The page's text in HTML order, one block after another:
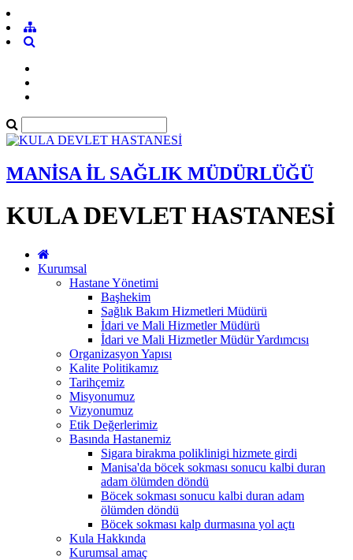
MANİSA İL SAĞLIK MÜDÜRLÜĞÜ
KULA DEVLET HASTANESİ
Kurumsal
Hastane Yönetimi
Başhekim
Sağlık Bakım Hizmetleri Müdürü
İdari ve Mali Hizmetler Müdürü
İdari ve Mali Hizmetler Müdür Yardımcısı
Organizasyon Yapısı
Kalite Politikamız
Tarihçemiz
Misyonumuz
Vizyonumuz
Etik Değerlerimiz
Basında Hastanemiz
Sigara birakma poliklinigi hizmete girdi
Manisa'da böcek sokması sonucu kalbi duran
adam ölümden döndü
Böcek sokması sonucu kalbi duran adam
ölümden döndü
Böcek sokması kalp durmasına yol açtı
Kula Hakkında
Kurumsal amaç